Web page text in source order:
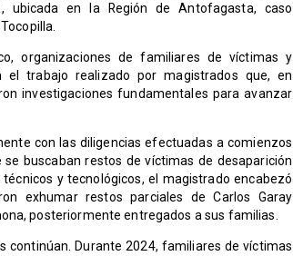
ubicada en la Región de Antofagasta, caso
organizaciones de familiares de víctimas y
el trabajo realizado por magistrados que, en
investigaciones fundamentales para avanzar
con las diligencias efectuadas a comienzos
buscaban restos de víctimas de desaparición
y tecnológicos, el magistrado encabezó
exhumar restos parciales de Carlos Garay
posteriormente entregados a sus familias.
continúan. Durante 2024, familiares de víctimas